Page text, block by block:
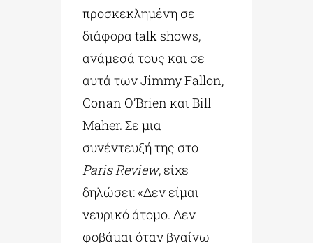
προσκεκλημένη σε
διάφορα talk shows,
ανάμεσά τους και σε
αυτά των Jimmy Fallon,
Conan O’Brien και Bill
Maher. Σε μια
συνέντευξή της στο
Paris Review, είχε
δηλώσει: «Δεν είμαι
νευρικό άτομο. Δεν
φοβάμαι όταν βγαίνω